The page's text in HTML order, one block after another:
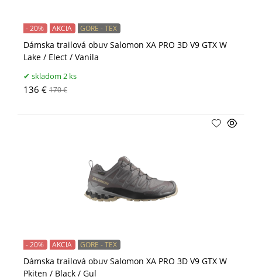
Dámska trailová obuv Salomon XA PRO 3D V9 GTX W
Lake / Elect / Vanila
- 20% AKCIA GORE - TEX
skladom 2 ks
136 € 170 €
Dámska trailová obuv Salomon XA PRO 3D V9 GTX W
Pkiten / Black / Gul
- 20% AKCIA GORE - TEX